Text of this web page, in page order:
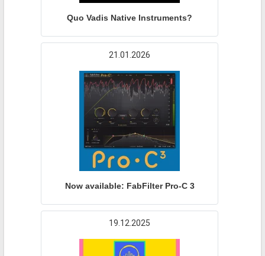
Quo Vadis Native Instruments?
21.01.2026
Now available: FabFilter Pro-C 3
19.12.2025